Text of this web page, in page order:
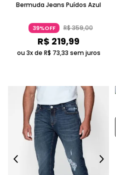
Bermuda Jeans Puídos Azul
39%OFF R$359,00
R$ 219,99
ou 3x de R$ 73,33 sem juros